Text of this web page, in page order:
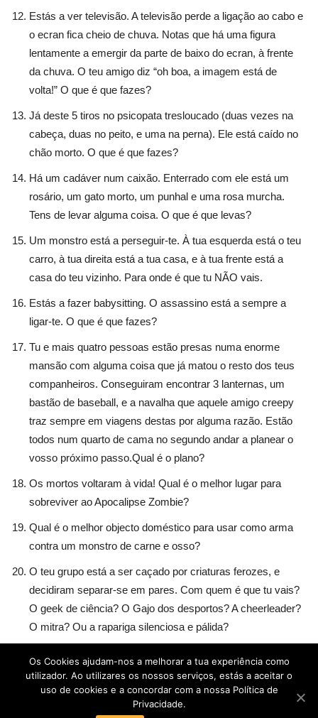
Estás a ver televisão. A televisão perde a ligação ao cabo e
o ecran fica cheio de chuva. Notas que há uma figura
lentamente a emergir da parte de baixo do ecran, à frente
da chuva. O teu amigo diz “oh boa, a imagem está de
volta!” O que é que fazes?
Já deste 5 tiros no psicopata tresloucado (duas vezes na
cabeça, duas no peito, e uma na perna). Ele está caído no
chão morto. O que é que fazes?
Há um cadáver num caixão. Enterrado com ele está um
rosário, um gato morto, um punhal e uma rosa murcha.
Tens de levar alguma coisa. O que é que levas?
Um monstro está a perseguir-te. À tua esquerda está o teu
carro, à tua direita está a tua casa, e à tua frente está a
casa do teu vizinho. Para onde é que tu NÃO vais.
Estás a fazer babysitting. O assassino está a sempre a
ligar-te. O que é que fazes?
Tu e mais quatro pessoas estão presas numa enorme
mansão com alguma coisa que já matou o resto dos teus
companheiros. Conseguiram encontrar 3 lanternas, um
bastão de baseball, e a navalha que aquele amigo creepy
traz sempre em viagens destas por alguma razão. Estão
todos num quarto de cama no segundo andar a planear o
vosso próximo passo.Qual é o plano?
Os mortos voltaram à vida! Qual é o melhor lugar para
sobreviver ao Apocalipse Zombie?
Qual é o melhor objecto doméstico para usar como arma
contra um monstro de carne e osso?
O teu grupo está a ser caçado por criaturas ferozes, e
decidiram separar-se em pares. Com quem é que tu vais?
O geek de ciência? O Gajo dos desportos? A cheerleader?
O mitra? Ou a rapariga silenciosa e pálida?
POLÍTICA DE PRIVACIDADE TERMOS E CONDIÇÕES
Os Cookies ajudam-nos a melhorar a tua experiência como
utilizador. Ao utilizares os nossos serviços, estás a aceitar o
uso de cookies e a concordar com a nossa Política de
Privacidade.